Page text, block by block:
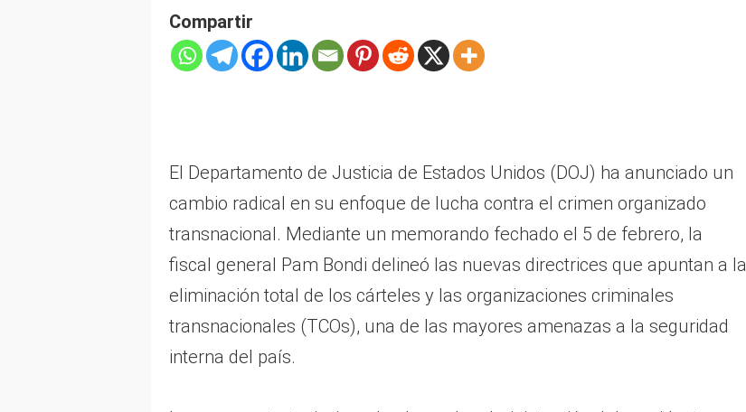
Compartir
El Departamento de Justicia de Estados Unidos (DOJ) ha anunciado un
cambio radical en su enfoque de lucha contra el crimen organizado
transnacional. Mediante un memorando fechado el 5 de febrero, la
fiscal general Pam Bondi delineó las nuevas directrices que apuntan a la
eliminación total de los cárteles y las organizaciones criminales
transnacionales (TCOs), una de las mayores amenazas a la seguridad
interna del país.